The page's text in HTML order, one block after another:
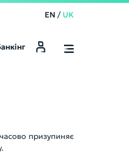
EN / UK
призупиняє